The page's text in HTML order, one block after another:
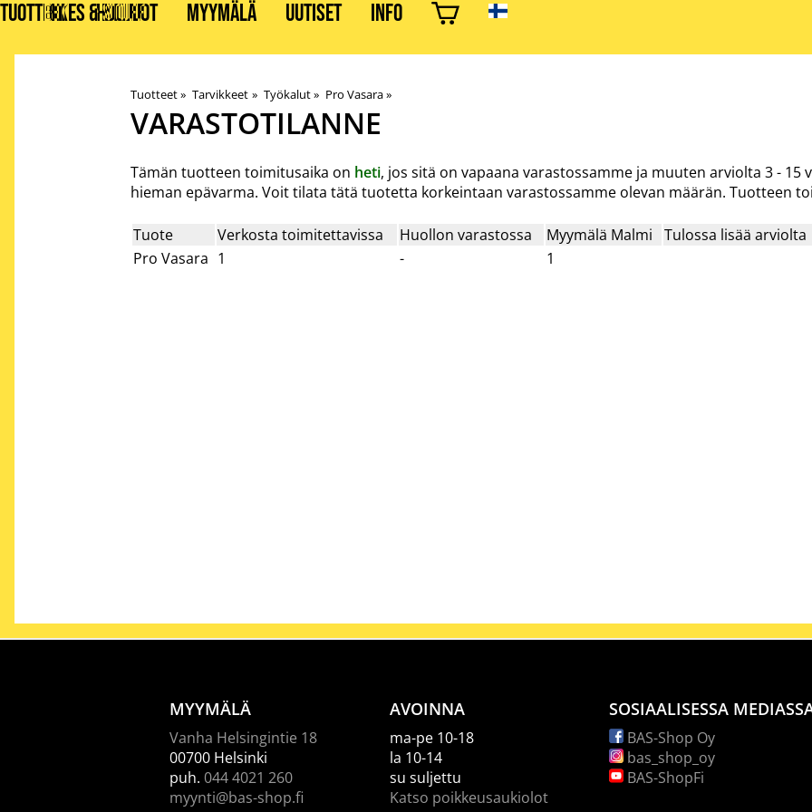
TUOTTEET HUOLLOT MYYMÄLÄ UUTISET INFO
BIKES & STUFF
Tuotteet‪» Tarvikkeet ‪» Työkalut‪» Pro Vasara‪»
VARASTOTILANNE
Tämän tuotteen toimitusaika on heti, jos sitä on vapaana varastossamme ja muuten arviolta 3 - 15
hieman epävarma. Voit tilata tätä tuotetta korkeintaan varastossamme olevan määrän. Tuotteen
Tuote Verkosta toimitettavissa Huollon varastossa Myymälä Malmi
Tulossa lisää arviolta
Pro Vasara 1 - 1
MYYMÄLÄ
Vanha Helsingintie 18
00700 Helsinki
puh. 044 4021 260
myynti@bas-shop.fi
AVOINNA
ma-pe 10-18
la 10-14
su suljettu
Katso poikkeusaukiolot
SOSIAALISESSA
BAS-Shop Oy
bas_shop_oy
BAS-ShopFi